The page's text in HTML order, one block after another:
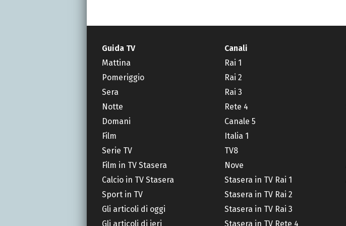
Guida TV
Mattina
Pomeriggio
Sera
Notte
Domani
Film
Serie TV
Film in TV Stasera
Calcio in TV Stasera
Sport in TV
Gli articoli di oggi
Gli articoli di ieri
Canali
Rai 1
Rai 2
Rai 3
Rete 4
Canale 5
Italia 1
TV8
Nove
Stasera in TV Rai 1
Stasera in TV Rai 2
Stasera in TV Rai 3
Stasera in TV Rete 4